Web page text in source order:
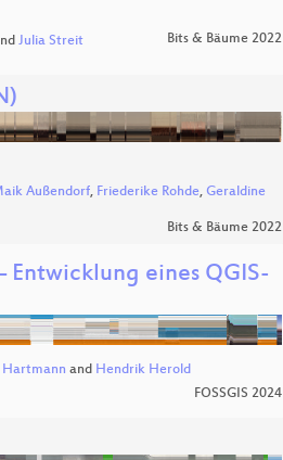
Julia Streit Bits & Bäume 2022
Außendorf, Friederike Rohde, Geraldine
Bits & Bäume 2022
eines QGIS-
Hartmann and Hendrik Herold
FOSSGIS 2024